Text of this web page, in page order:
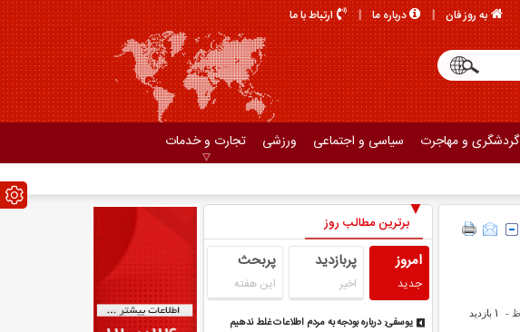
به روز فان درباره ما ارتباط با ما
گردشگری و مهاجرت سیاسی و اجتماعی ورزشی تجارت و خدمات
1بازدید
برترین مطالب روز
امروز
جدید
پربازدید
اخیر
پربحث
این هفته
یوسفی: درباره بودجه به مردم اطلاعات غلط ندهیم